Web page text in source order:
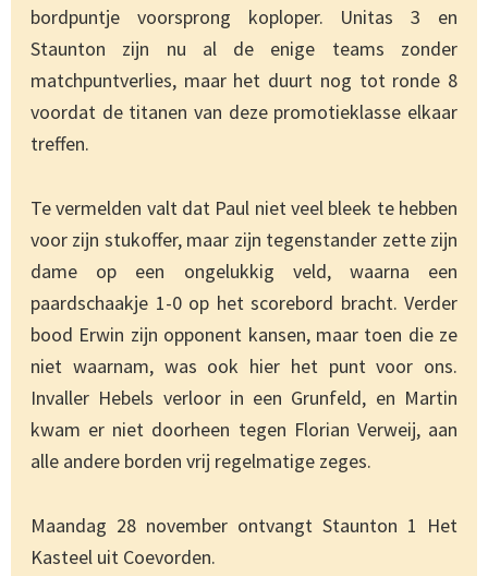
bordpuntje voorsprong koploper. Unitas 3 en
Staunton zijn nu al de enige teams zonder
matchpuntverlies, maar het duurt nog tot ronde 8
voordat de titanen van deze promotieklasse elkaar
treffen.
Te vermelden valt dat Paul niet veel bleek te hebben
voor zijn stukoffer, maar zijn tegenstander zette zijn
dame op een ongelukkig veld, waarna een
paardschaakje 1-0 op het scorebord bracht. Verder
bood Erwin zijn opponent kansen, maar toen die ze
niet waarnam, was ook hier het punt voor ons.
Invaller Hebels verloor in een Grunfeld, en Martin
kwam er niet doorheen tegen Florian Verweij, aan
alle andere borden vrij regelmatige zeges.
Maandag 28 november ontvangt Staunton 1 Het
Kasteel uit Coevorden.